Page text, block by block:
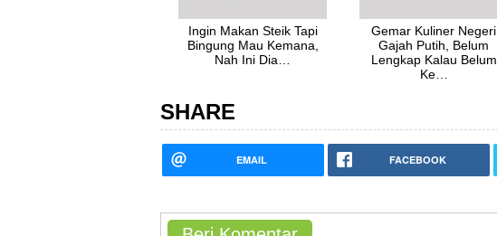
Ingin Makan Steik Tapi
Bingung Mau Kemana,
Nah Ini Dia…
Gemar Kuliner Negeri
Gajah Putih, Belum
Lengkap Kalau Belum
Ke…
SHARE
EMAIL FACEBOOK